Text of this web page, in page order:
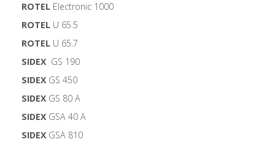
ROTEL Electronic 1000
ROTEL U 65.5
ROTEL U 65.7
SIDEXGS 190
SIDEXGS 450
SIDEXGS 80 A
SIDEXGSA 40 A
SIDEXGSA 810